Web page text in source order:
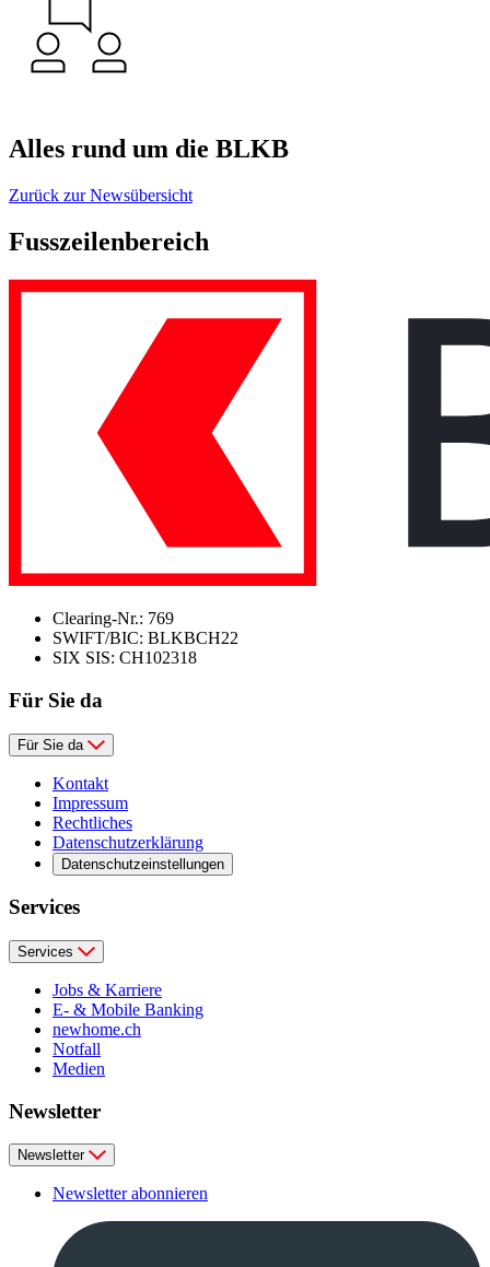
Alles rund um die BLKB
Zurück zur Newsübersicht
Fusszeilenbereich
Clearing-Nr.: 769
SWIFT/BIC: BLKBCH22
SIX SIS: CH102318
Für Sie da
Für Sie da
Kontakt
Impressum
Rechtliches
Datenschutzerklärung
Datenschutzeinstellungen
Services
Services
Jobs & Karriere
E- & Mobile Banking
newhome.ch
Notfall
Medien
Newsletter
Newsletter
Newsletter abonnieren